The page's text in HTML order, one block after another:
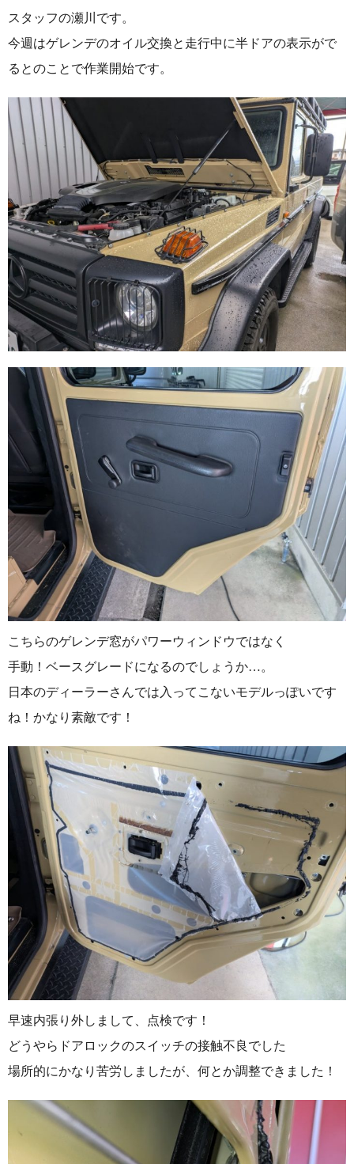
スタッフの瀬川です。
今週はゲレンデのオイル交換と走行中に半ドアの表示がで
るとのことで作業開始です。
こちらのゲレンデ窓がパワーウィンドウではなく
手動！ベースグレードになるのでしょうか…。
日本のディーラーさんでは入ってこないモデルっぽいです
ね！かなり素敵です！
早速内張り外しまして、点検です！
どうやらドアロックのスイッチの接触不良でした
場所的にかなり苦労しましたが、何とか調整できました！